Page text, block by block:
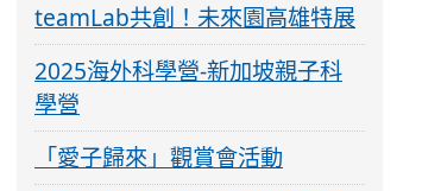
teamLab共創！未來園高雄特展
2025海外科學營-新加坡親子科
學營
「愛子歸來」觀賞會活動